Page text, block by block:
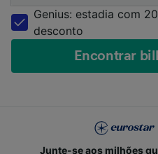
Genius: estadia com
desconto
Encontrar
Junte-se aos milhões